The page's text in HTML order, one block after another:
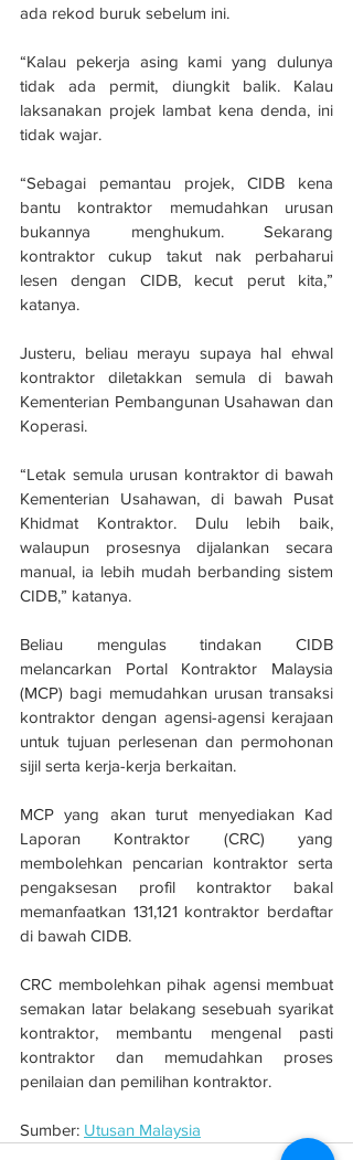
ada rekod buruk sebelum ini.
“Kalau pekerja asing kami yang dulunya
tidak ada permit, diungkit balik. Kalau
laksanakan projek lambat kena denda, ini
tidak wajar.
“Sebagai pemantau projek, CIDB kena
bantu kontraktor memudahkan urusan
bukannya menghukum. Sekarang
kontraktor cukup takut nak perbaharui
lesen dengan CIDB, kecut perut kita,”
katanya.
Justeru, beliau merayu supaya hal ehwal
kontraktor diletakkan semula di bawah
Kementerian Pembangunan Usahawan dan
Koperasi.
“Letak semula urusan kontraktor di bawah
Kementerian Usahawan, di bawah Pusat
Khidmat Kontraktor. Dulu lebih baik,
walaupun prosesnya dijalankan secara
manual, ia lebih mudah berbanding sistem
CIDB,” katanya.
Beliau mengulas tindakan CIDB
melancarkan Portal Kontraktor Malaysia
(MCP) bagi memudahkan urusan transaksi
kontraktor dengan agensi-agensi kerajaan
untuk tujuan perlesenan dan permohonan
sijil serta kerja-kerja berkaitan.
MCP yang akan turut menyediakan Kad
Laporan Kontraktor (CRC) yang
membolehkan pencarian kontraktor serta
pengaksesan profil kontraktor bakal
memanfaatkan 131,121 kontraktor berdaftar
di bawah CIDB.
CRC membolehkan pihak agensi membuat
semakan latar belakang sesebuah syarikat
kontraktor, membantu mengenal pasti
kontraktor dan memudahkan proses
penilaian dan pemilihan kontraktor.
Sumber: Utusan Malaysia